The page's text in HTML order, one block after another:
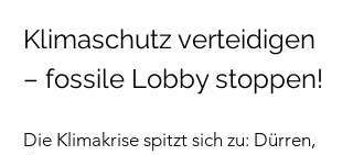
Klimaschutz verteidigen
– fossile Lobby stoppen!
Die Klimakrise spitzt sich zu: Dürren,